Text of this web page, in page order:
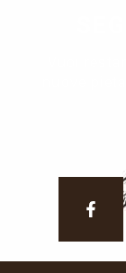
Vuoi
nuove